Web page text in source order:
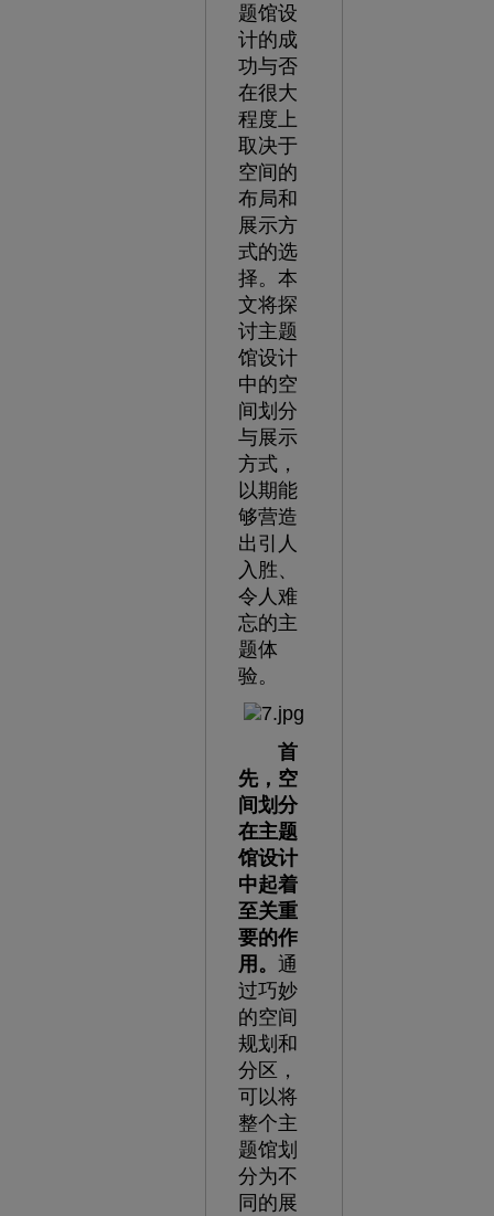
题馆设
计的成
功与否
在很大
程度上
取决于
空间的
布局和
展示方
式的选
择。本
文将探
讨主题
馆设计
中的空
间划分
与展示
方式，
以期能
够营造
出引人
入胜、
令人难
忘的主
题体
验。
首
先，空
间划分
在主题
馆设计
中起着
至关重
要的作
用。 通
过巧妙
的空间
规划和
分区，
可以将
整个主
题馆划
分为不
同的展